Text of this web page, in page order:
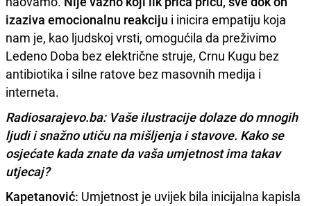
izaziva emocionalnu reakciju i inicira empatiju koja
nam je, kao ljudskoj vrsti, omogućila da preživimo
Ledeno Doba bez električne struje, Crnu Kugu bez
antibiotika i silne ratove bez masovnih medija i
interneta.
Radiosarajevo.ba: Vaše ilustracije dolaze do mnogih
ljudi i snažno utiču na mišljenja i stavove. Kako se
osjećate kada znate da vaša umjetnost ima takav
utjecaj?
Kapetanović: Umjetnost je uvijek bila inicijalna kapisla